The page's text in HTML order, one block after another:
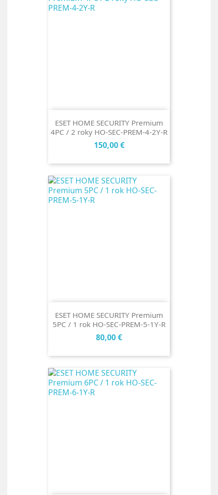
ESET HOME SECURITY Premium
4PC / 2 roky HO-SEC-PREM-4-2Y-R
Cena
150,00 €
ESET HOME SECURITY Premium
5PC / 1 rok HO-SEC-PREM-5-1Y-R
Cena
80,00 €